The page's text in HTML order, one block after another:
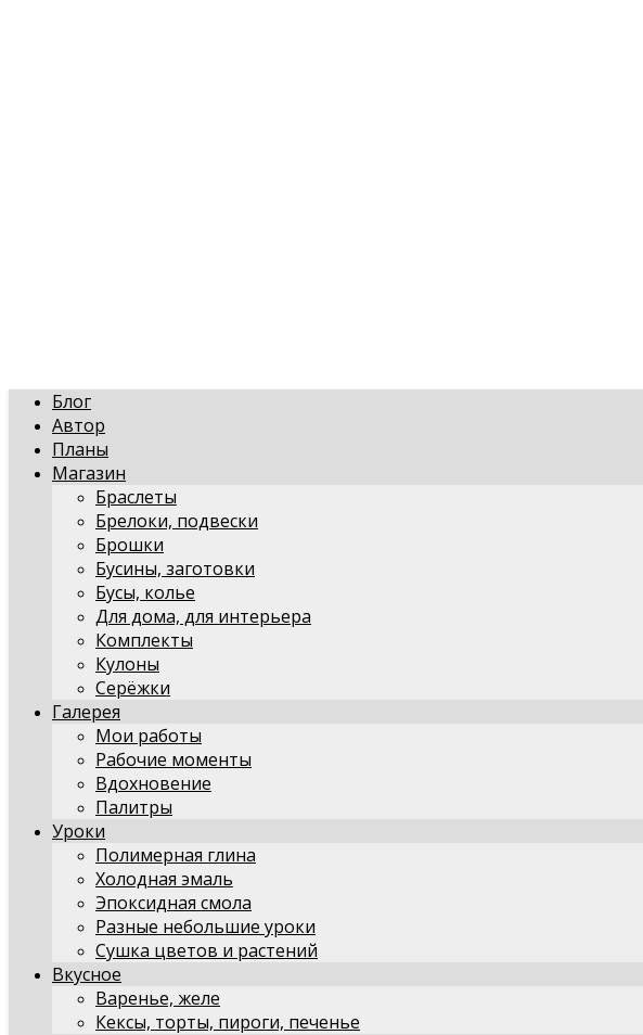
Блог
Автор
Планы
Магазин
Браслеты
Брелоки, подвески
Брошки
Бусины, заготовки
Бусы, колье
Для дома, для интерьера
Комплекты
Кулоны
Серёжки
Галерея
Мои работы
Рабочие моменты
Вдохновение
Палитры
Уроки
Полимерная глина
Холодная эмаль
Эпоксидная смола
Разные небольшие уроки
Сушка цветов и растений
Вкусное
Варенье, желе
Кексы, торты, пироги, печенье